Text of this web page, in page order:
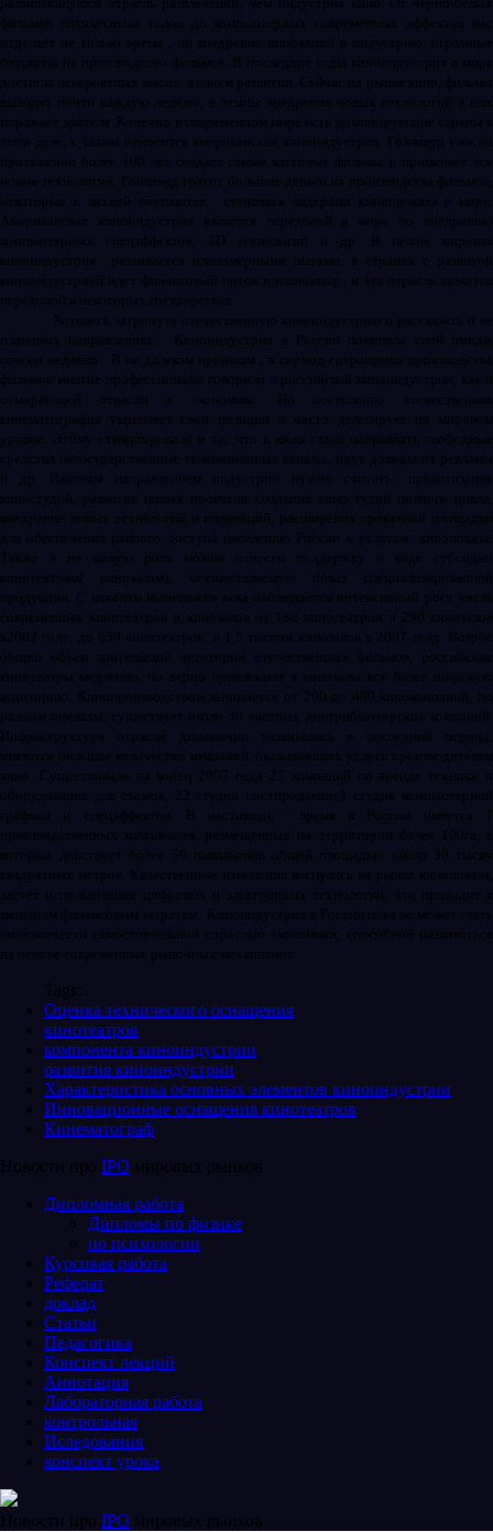
фильмов пятидесятых годов до компьютерных современных эффектов нас
отделяет не только время , но внедрение инноваций в индустрию, огромные
бюджеты на производство фильмов. В последние годы киноиндустрия в мире
достигла невероятных высот
в своем развитии. Сейчас на рынке кино, фильмы
выходят почти каждую неделю, а темпы внедрения новых технологий в них
поражает зрителя .Конечно в современном мире есть доминирующие страны в
этом деле, к таким относится американская киноиндустрия. Голливуд уже на
протяжении более 100 лет создает самые кассовые фильмы и применяет все
новые технологии. Голливуд тратит большие деньги на производства фильмов,
некоторые с лихвой окупаются,
становясь лидерами кинопроката в мире.
Американская киноиндустрия является передовой в мире по внедрению
компьютерных спецэффектов, 3 D
технологий и др. В целом мировая
киноиндустрия
развивается планомерными шагами, в странах с развитой
киноиндустрией идет финансовый поток в экономику , и эта отрасль является
передовой в некоторых государствах.
Хотелось затронуть отечественную киноиндустрию и рассказать о ее
плановых направлениях.
Киноиндустрия в России поменяла свой имидж
совсем недавно.
В не далеком прошлом , в период сокращения производства
фильмов многие профессионалы говорили о российской киноиндустрии, как о
отмирающей отрасли в экономике. Но постепенно отечественная
кинематография укрепляет свои позиции и часто делегирует на мировом
уровне. Этому стимулировало и то, что в кино стали направлять свободные
средства негосударственные телевизионные каналы, идут доходы от рекламы
и др. Важным направлением индустрии нужно считать: приватизация
киностудий, развитие новых проектов создания киностудий полного цикла,
внедрение новых технологий и инноваций, расширения прокатной площадки
для обеспечения равного доступа населению России к услугам
кинопоказа.
Также в не малую роль можно отнести поддержку в виде субсидии
кинотеатрам( кинозалам), осуществляемую показ специализированной
продукции. С началом нынешнего века наблюдается интенсивный рост числа
современных кинотеатров и кинозалов от 180 кинотеатров и 290 кинозалов
в2002 году, до 650 кинотеатров, и 1,5 тысячи кинозалов в 2007 году. Возрос
общий объем зрительской аудитории отечественных фильмов, российские
кинотеатры медленно, но верно привлекают в кинозалы все более широкую
аудиторию. Кинопроизводством занимается от 200 до 400 кинокомпаний, по
разным оценкам, существует около 30 частных дистрибьюторских компаний.
Инфраструктура отрасли динамично развивалась в последний период,
имеются большое количество компаний, оказывающих услуги производителям
кино. Существовало на конец 2007 года 27 компаний по аренде техники и
оборудования для съемок, 22 студии постпродакшн,1 студия компьютерной
графики и спецэффектов. В настоящее
время в России имеется 7
производственных комплексов, размещенных на территории более 100га, в
которых действует более 50 павильонов общей площадью около 30 тысяч
квадратных метров. Качественные изменения коснулись на рынке кинопоказа,
засчет использования цифровых и электронных технологий, что приводит к
меньшим финансовым затратам.
Киноиндустрия в России пока не может стать
экономически самостоятельной отраслью экономики, способной развиваться
на основе современных рыночных механизмов.
Tags:
Оценка технического оснащения
кинотеатров
компонента киноиндустрии
развития киноиндустрии
Характеристика основных элементов киноиндустрии
Инновационные оснащения кинотеатров
Кинематограф
Новости про IPO мировых рынков
Дипломная работа
Дипломы по физике
по психологии
Курсовая работа
Реферат
доклад
Статьи
Педагогика
Конспект лекций
Аннотация
Лабораторная работа
контрольная
Иследования
конспект урока
Новости про IPO мировых рынков